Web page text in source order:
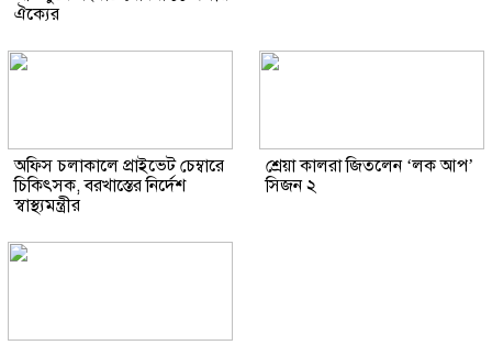
ঐক্যের
অফিস চলাকালে প্রাইভেট চেম্বারে
চিকিৎসক, বরখাস্তের নির্দেশ
স্বাস্থ্যমন্ত্রীর
শ্রেয়া কালরা জিতলেন ‘লক আপ’
সিজন ২